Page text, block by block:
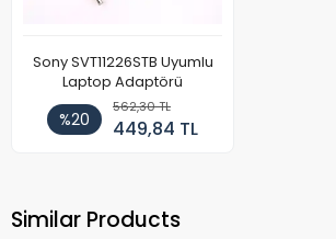
Sony SVT11226STB Uyumlu
Laptop Adaptörü
%20
562,30 TL
449,84 TL
Similar Products